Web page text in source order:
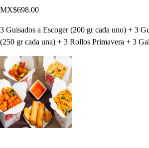
MX$698.00
3 Guisados a Escoger (200 gr cada uno) + 3
(250 gr cada una) + 3 Rollos Primavera + 3